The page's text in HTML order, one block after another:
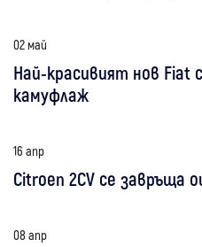
02 май
Най-красивият нов Fiat
камуфлаж
16 апр
Citroen 2CV се завръща
08 апр